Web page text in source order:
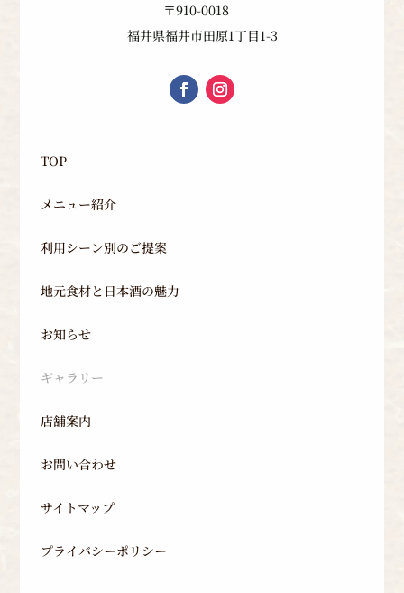
〒910-0018
福井県福井市田原1丁目1-3
TOP
メニュー紹介
利用シーン別のご提案
地元食材と日本酒の魅力
お知らせ
ギャラリー
店舗案内
お問い合わせ
サイトマップ
プライバシーポリシー